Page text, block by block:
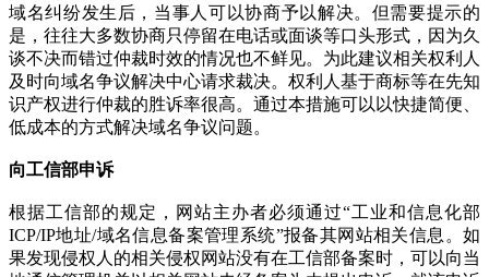
域名纠纷发生后，当事人可以协商予以解决。但需要提示的
是，往往大多数协商只停留在电话或面谈等口头形式，因为久
谈不决而错过仲裁时效的情况也不鲜见。为此建议相关权利人
及时向域名争议解决中心请求裁决。权利人基于商标等在先知
识产权进行仲裁的胜诉率很高。通过本措施可以以快捷简便、
低成本的方式解决域名争议问题。
向工信部申诉
根据工信部的规定，网站主办者必须通过“工业和信息化部
ICP/IP地址/域名信息备案管理系统”报备其网站相关信息。如
果发现侵权人的相关侵权网站没有在工信部备案时，可以向当